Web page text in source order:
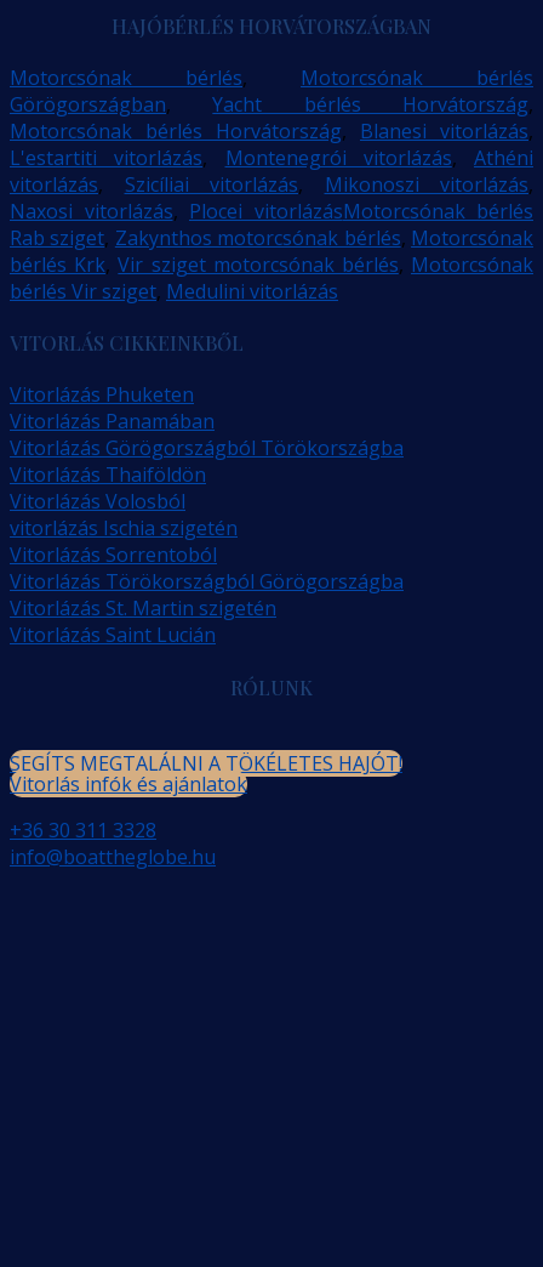
HAJÓBÉRLÉS HORVÁTORSZÁGBAN
Motorcsónak bérlés, Motorcsónak bérlés
Görögországban,Yacht bérlés Horvátország,
Motorcsónak bérlés Horvátország, Blanesi vitorlázás,
L'estartiti vitorlázás, Montenegrói vitorlázás, Athéni
vitorlázás, Szicíliai vitorlázás, Mikonoszi vitorlázás,
Naxosi vitorlázás, Plocei vitorlázásMotorcsónak bérlés
Rab sziget, Zakynthos motorcsónak bérlés, Motorcsónak
bérlés Krk,Vir sziget motorcsónak bérlés, Motorcsónak
bérlés Vir sziget, Medulini vitorlázás
VITORLÁS CIKKEINKBŐL
Vitorlázás Phuketen
Vitorlázás Panamában
Vitorlázás Görögországból Törökországba
Vitorlázás Thaiföldön
Vitorlázás Volosból
vitorlázás Ischia szigetén
Vitorlázás Sorrentoból
Vitorlázás Törökországból Görögországba
Vitorlázás St. Martin szigetén
Vitorlázás Saint Lucián
RÓLUNK
SEGÍTS MEGTALÁLNI A TÖKÉLETES HAJÓT!
Vitorlás infók és ajánlatok
+36 30 311 3328
info@boattheglobe.hu